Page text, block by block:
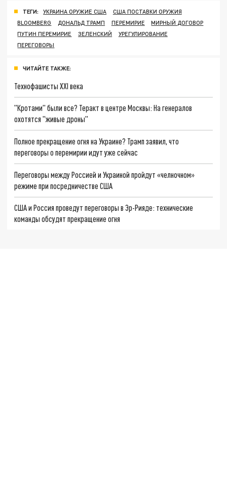
ТЕГИ: УКРАИНА ОРУЖИЕ США
США ПОСТАВКИ ОРУЖИЯ
BLOOMBERG
ДОНАЛЬД ТРАМП ПЕРЕМИРИЕ
МИРНЫЙ ДОГОВОР
ПУТИН ПЕРЕМИРИЕ
ЗЕЛЕНСКИЙ
УРЕГУЛИРОВАНИЕ
ПЕРЕГОВОРЫ
ЧИТАЙТЕ ТАКЖЕ:
Технофашисты XXI века
"Кротами" были все? Теракт в центре Москвы: На генералов
охотятся "живые дроны"
Полное прекращение огня на Украине? Трамп заявил, что
переговоры о перемирии идут уже сейчас
Переговоры между Россией и Украиной пройдут «челночном»
режиме при посредничестве США
США и Россия проведут переговоры в Эр-Рияде: технические
команды обсудят прекращение огня